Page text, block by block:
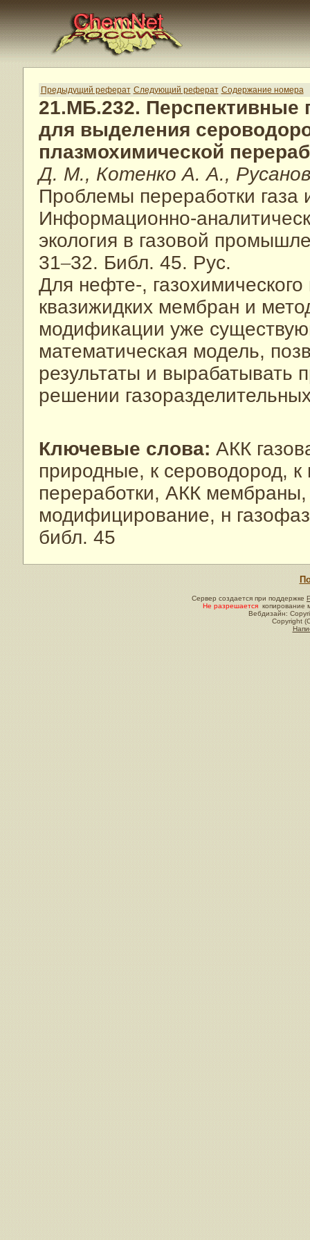
Предыдущий реферат Следующий реферат Содержание номера
21.МБ.232.
для выделения
плазмохимической
Д. М., Котенко А. А.,
Проблемы переработки газа
Информационно-
экология в газовой
31–32. Библ. 45. Рус.
Для нефте-,
квазижидких мембран и
модификации уже
математическая модель,
результаты и вырабатывать
решении
Ключевые слова: АКК
природные, к сероводород,
переработки, АКК
модифицирование, н
библ. 45
Сервер создается при поддержке
Не разрешается копирование
Вебдизайн:
Copyright